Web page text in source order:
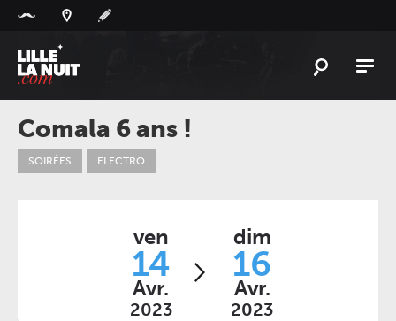
L'ACTU
L'AGENDA
Comala 6 ans !
SOIRÉES ELECTRO
ven
14
Avr.
2023
dim
16
Avr.
2023
Panneau de gestion des cookies